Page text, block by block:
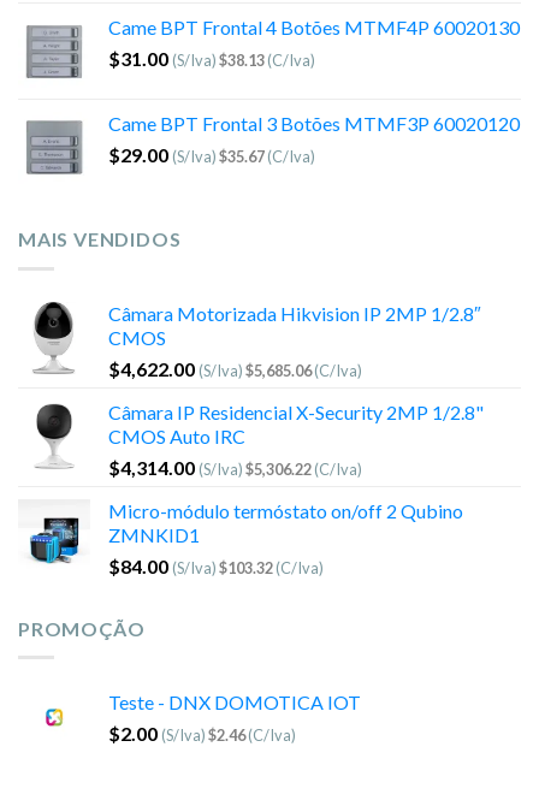
Came BPT Frontal 4 Botões MTMF4P 60020130
$31.00 (S/Iva)$38.13(C/Iva)
Came BPT Frontal 3 Botões MTMF3P 60020120
$29.00 (S/Iva)$35.67(C/Iva)
MAIS VENDIDOS
Câmara Motorizada Hikvision IP 2MP 1/2.8″
CMOS
$4,622.00 (S/Iva)$5,685.06(C/Iva)
Câmara IP Residencial X-Security 2MP 1/2.8"
CMOS Auto IRC
$4,314.00 (S/Iva)$5,306.22(C/Iva)
Micro-módulo termóstato on/off 2 Qubino
ZMNKID1
$84.00 (S/Iva)$103.32(C/Iva)
PROMOÇÃO
Teste - DNX DOMOTICA IOT
$2.00 (S/Iva)$2.46(C/Iva)